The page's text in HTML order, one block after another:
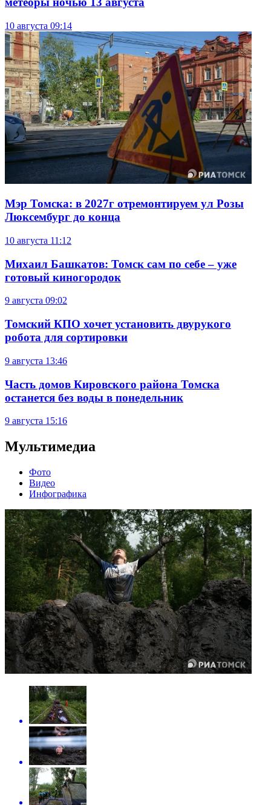
10 августа 09:14
Мэр Томска: в 2027г отремонтируем ул Розы
Люксембург до конца
10 августа 11:12
Михаил Башкатов: Томск сам по себе – уже
готовый киногородок
9 августа 09:02
Томский КПО хочет установить двурукого
робота для сортировки
9 августа 13:46
Часть домов Кировского района Томска
останется без воды в понедельник
9 августа 15:16
Мультимедиа
Фото
Видео
Инфографика